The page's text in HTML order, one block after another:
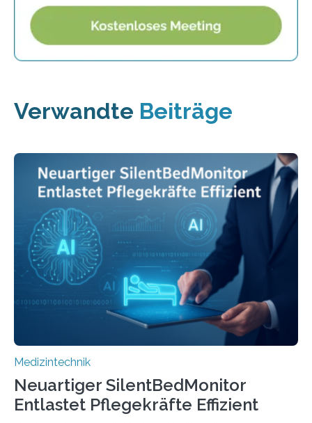
Verwandte Beiträge
Medizintechnik
Neuartiger SilentBedMonitor
Entlastet Pflegekräfte Effizient